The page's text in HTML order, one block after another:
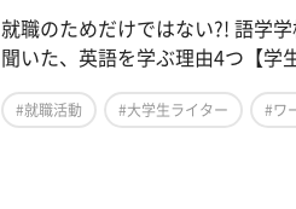
就職のためだけではない?! 語学
聞いた、英語を学ぶ理由4つ【学
#就職活動 #大学生ライター #ワ